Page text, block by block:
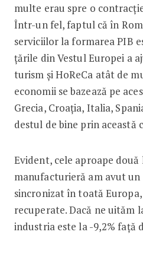
multe erau spre o
Într-un fel, faptul că în
serviciilor la formarea PIB
țările din Vestul Europei a
turism și HoReCa atât de
economii se bazează pe
Grecia, Croația, Italia,
destul de bine prin această
Evident, cele aproape
manufacturieră am avut
sincronizat în toată
recuperate. Dacă ne uităm
industria este la -9,2% față